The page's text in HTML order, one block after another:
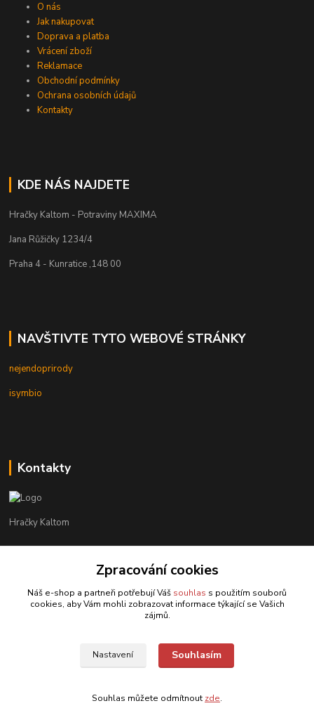
O nás
Jak nakupovat
Doprava a platba
Vrácení zboží
Reklamace
Obchodní podmínky
Ochrana osobních údajů
Kontakty
KDE NÁS NAJDETE
Hračky Kaltom - Potraviny MAXIMA
Jana Růžičky 1234/4
Praha 4 - Kunratice ,148 00
NAVŠTIVTE TYTO WEBOVÉ STRÁNKY
nejendoprirody
isymbio
Kontakty
Hračky Kaltom
+420 777 538 008
hrackykaltom@gmail.com
Zpracování cookies
Náš e-shop a partneři potřebují Váš souhlas s použitím souborů
cookies, aby Vám mohli zobrazovat informace týkající se Vašich
zájmů.
Nastavení Souhlasím
Souhlas můžete odmítnout zde.